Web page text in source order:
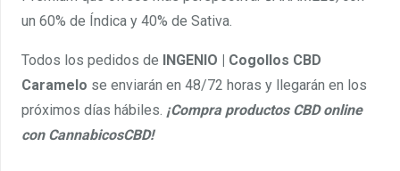
un 60% de Índica y 40% de Sativa.
Todos los pedidos de INGENIO | Cogollos CBD
Caramelo se enviarán en 48/72 horas y llegarán en los
próximos días hábiles. ¡Compra productos CBD online
con CannabicosCBD!